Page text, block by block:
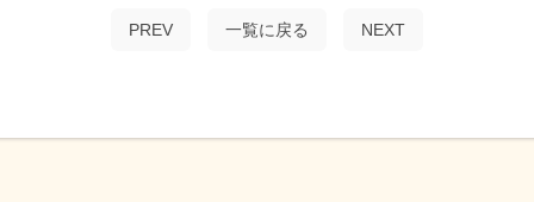
PREV 一覧に戻る NEXT